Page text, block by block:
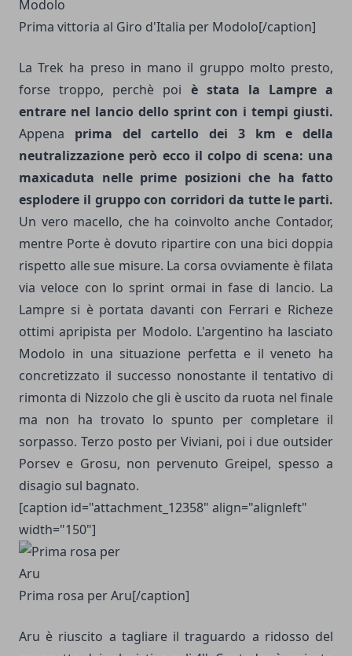
Prima vittoria al Giro d'Italia per Modolo[/caption]
La Trek ha preso in mano il gruppo molto presto,
forse troppo, perchè poi è stata la Lampre a
entrare nel lancio dello sprint con i tempi giusti.
Appena prima del cartello dei 3 km e della
neutralizzazione però ecco il colpo di scena: una
maxicaduta nelle prime posizioni che ha fatto
esplodere il gruppo con corridori da tutte le parti.
Un vero macello, che ha coinvolto anche Contador,
mentre Porte è dovuto ripartire con una bici doppia
rispetto alle sue misure. La corsa ovviamente è filata
via veloce con lo sprint ormai in fase di lancio. La
Lampre si è portata davanti con Ferrari e Richeze
ottimi apripista per Modolo. L'argentino ha lasciato
Modolo in una situazione perfetta e il veneto ha
concretizzato il successo nonostante il tentativo di
rimonta di Nizzolo che gli è uscito da ruota nel finale
ma non ha trovato lo spunto per completare il
sorpasso. Terzo posto per Viviani, poi i due outsider
Porsev e Grosu, non pervenuto Greipel, spesso a
disagio sul bagnato.
[caption id="attachment_12358" align="alignleft"
width="150"]
Prima rosa per Aru[/caption]
Aru è riuscito a tagliare il traguardo a ridosso del